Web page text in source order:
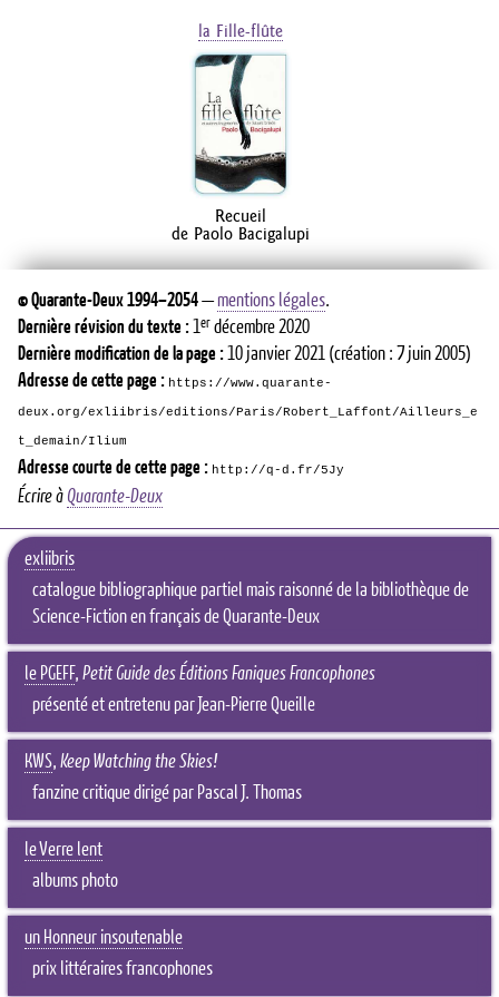
la Fille-flûte
Recueil
de Paolo Bacigalupi
©Quarante-Deux1994–2054—mentions légales.
Dernière révision du texte :1er décembre 2020
Dernière modification de la page :10 janvier 2021 (création : 7 juin 2005)
Adresse de cette page : https://www.quarante-
deux.org/exliibris/editions/Paris/Robert_Laffont/Ailleurs_e
t_demain/Ilium
Adresse courte de cette page : http://q-d.fr/5Jy
Écrire à Quarante-Deux
exliibris
catalogue bibliographique partiel mais raisonné de la bibliothèque de
Science-Fiction en français de Quarante-Deux
le PGEFF, Petit Guide des Éditions Faniques Francophones
présenté et entretenu par Jean-Pierre Queille
KWS, Keep Watching the Skies!
fanzine critique dirigé par Pascal J. Thomas
le Verre lent
albums photo
un Honneur insoutenable
prix littéraires francophones